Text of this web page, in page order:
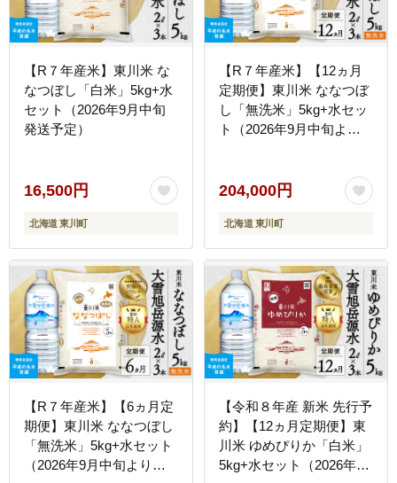
【R７年産米】東川米 な
なつぼし「白米」5kg+水
セット（2026年9月中旬
発送予定）
16,500円
北海道 東川町
【R７年産米】【12ヵ月
定期便】東川米 ななつぼ
し「無洗米」5kg+水セッ
ト（2026年9月中旬より
204,000円
北海道 東川町
【R７年産米】【6ヵ月定
期便】東川米 ななつぼし
「無洗米」5kg+水セット
（2026年9月中旬より発
【令和８年産 新米 先行予
約】【12ヵ月定期便】東
川米 ゆめぴりか「白米」
5kg+水セット（2026年10